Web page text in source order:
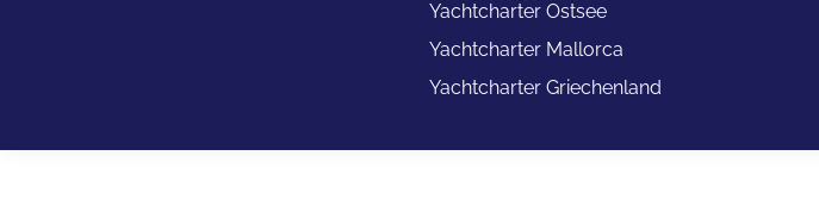
Yachtcharter Ostsee
Yachtcharter Mallorca
Yachtcharter Griechenland